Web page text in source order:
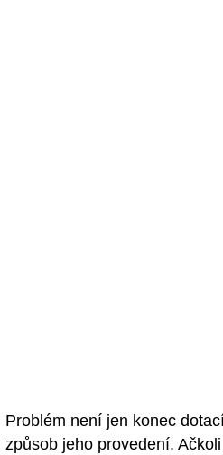
Problém není jen konec
způsob jeho provedení.